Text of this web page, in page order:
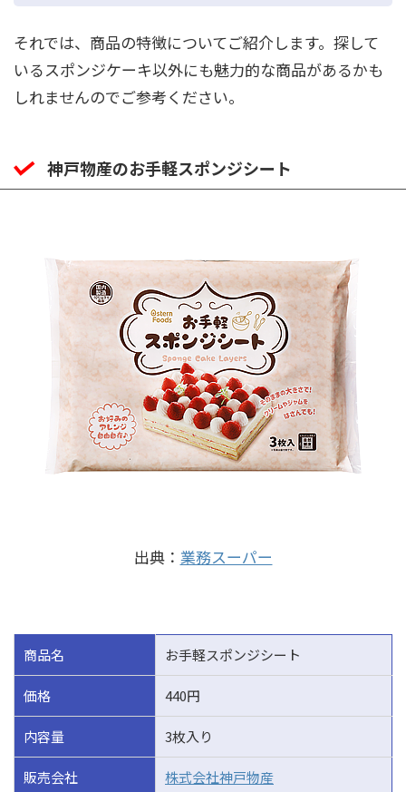
それでは、商品の特徴についてご紹介します。探して
いるスポンジケーキ以外にも魅力的な商品があるかも
しれませんのでご参考ください。
神戸物産のお手軽スポンジシート
出典： 業務スーパー
商品名 お手軽スポンジシート
価格 440円
内容量 3枚入り
販売会社 株式会社神戸物産